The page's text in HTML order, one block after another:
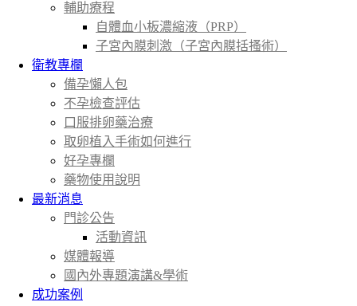
輔助療程
自體血小板濃縮液（PRP）
子宮內膜刺激（子宮內膜括搔術）
衛教專欄
備孕懶人包
不孕檢查評估
口服排卵藥治療
取卵植入手術如何進行
好孕專欄
藥物使用說明
最新消息
門診公告
活動資訊
媒體報導
國內外專題演講&學術
成功案例